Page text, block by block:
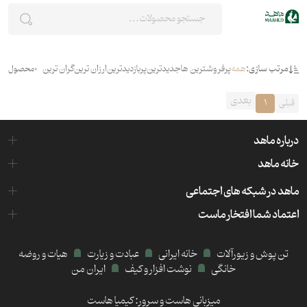
مرتب سازی:همهپرفروشترین هاجدیدترینپربازدیدترینارزان ترینگران ترین 0محصول
قبلی 1 بعدی
درباره ماهد
خانه ماهد
ماهد در شبکه های اجتماعی
اعتماد شما افتخار ماست
تن پوش و زیورآلات خانه ایرانی عبادت و زیارت
هیات و روضه
خانگی
نوشت افزار و کیف
ایران من
میزبانی هاست و سرور:کیمیا هاست